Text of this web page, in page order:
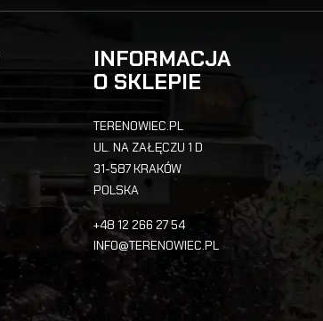
INFORMACJA
O SKLEPIE
TERENOWIEC.PL
UL. NA ZAŁĘCZU 1 D
31-587 KRAKÓW
POLSKA
+48 12 266 27 54
INFO@TERENOWIEC.PL